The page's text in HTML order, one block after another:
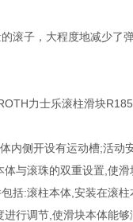
滚子，大程度地减少了
内侧开设有运动槽;活
与滚珠的双重设置,使
括:滚柱本体,安装在滚
行调节,使滑块本体能